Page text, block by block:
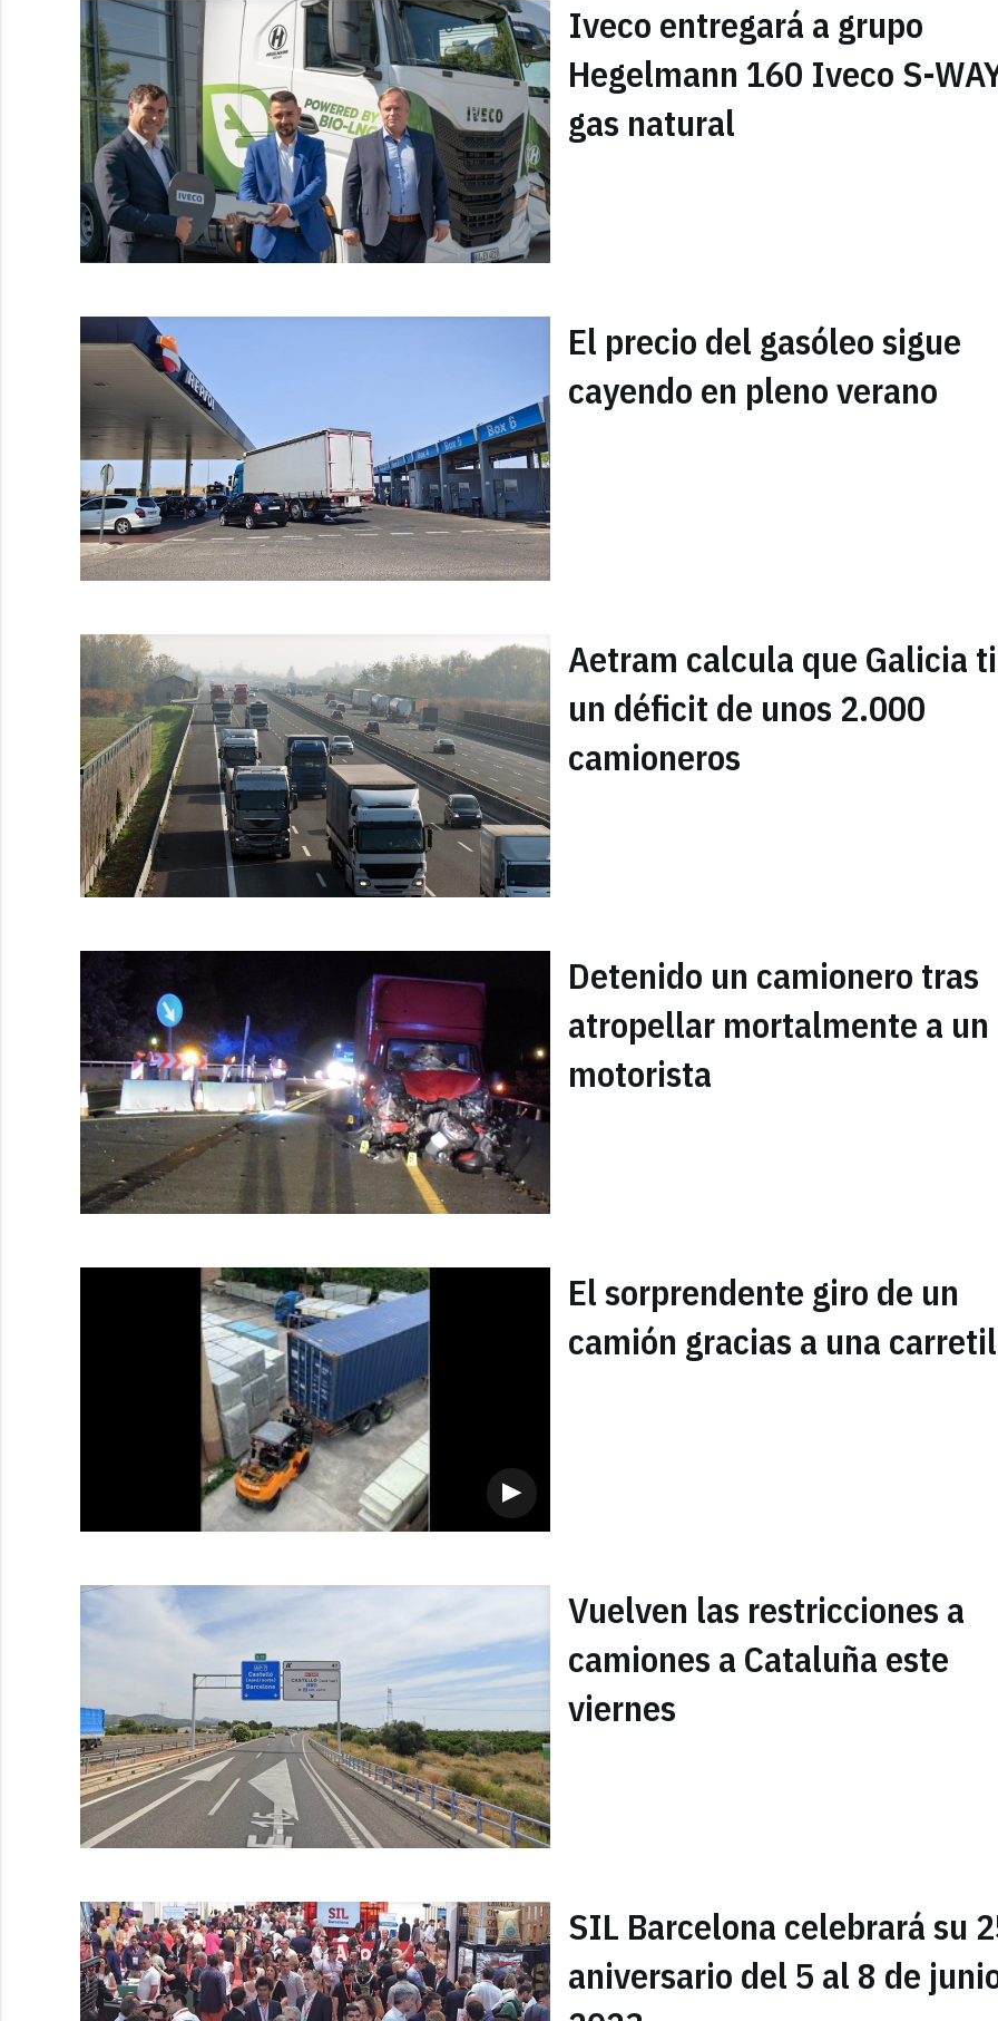
Iveco entregará a grupo
Hegelmann 160 Iveco S-
gas natural
El precio del gasóleo sigue
cayendo en pleno verano
Aetram calcula que Galicia
un déficit de unos 2.000
camioneros
Detenido un camionero tras
atropellar mortalmente a un
motorista
El sorprendente giro de un
camión gracias a una
Vuelven las restricciones a
camiones a Cataluña este
viernes
SIL Barcelona celebrará su
aniversario del 5 al 8 de